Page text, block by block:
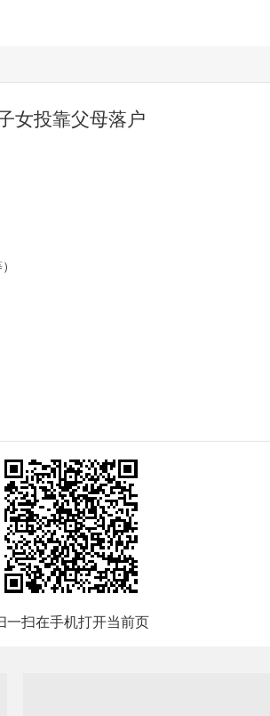
女投靠父母落户
一扫在手机打开当前页